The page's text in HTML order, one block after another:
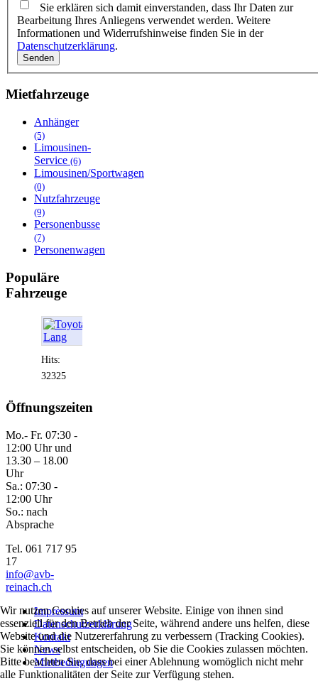
Sie erklären sich damit einverstanden, dass Ihr Daten zur
Bearbeitung Ihres Anliegens verwendet werden. Weitere
Informationen und Widerrufshinweise finden Sie in der
Datenschutzerklärung.
Senden
Mietfahrzeuge
Anhänger
(5)
Limousinen-
Service (6)
Limousinen/Sportwagen
(0)
Nutzfahrzeuge
(9)
Personenbusse
(7)
Personenwagen
Populäre
Fahrzeuge
Hits:
32325
Öffnungszeiten
Mo.- Fr. 07:30 -
12:00 Uhr und
13.30 – 18.00
Uhr
Sa.: 07:30 -
12:00 Uhr
So.: nach
Absprache
Tel. 061 717 95
17
info@avb-
reinach.ch
Impressum
Datenschutzerklärung
Kontakt
News
Mietbedingungen
Wir nutzen Cookies auf unserer Website. Einige von ihnen sind
essenziell für den Betrieb der Seite, während andere uns helfen, diese
Website und die Nutzererfahrung zu verbessern (Tracking Cookies).
Sie können selbst entscheiden, ob Sie die Cookies zulassen möchten.
Bitte beachten Sie, dass bei einer Ablehnung womöglich nicht mehr
alle Funktionalitäten der Seite zur Verfügung stehen.